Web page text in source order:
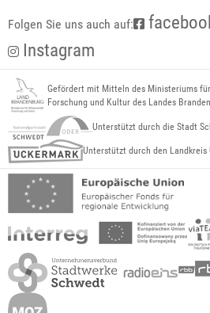
Folgen Sie uns auch auf:
Instagram
Gefördert mit Mitteln des Ministeriums
Forschung und Kultur des Landes
Unterstützt durch die Stadt
Unterstützt durch den Landkreis